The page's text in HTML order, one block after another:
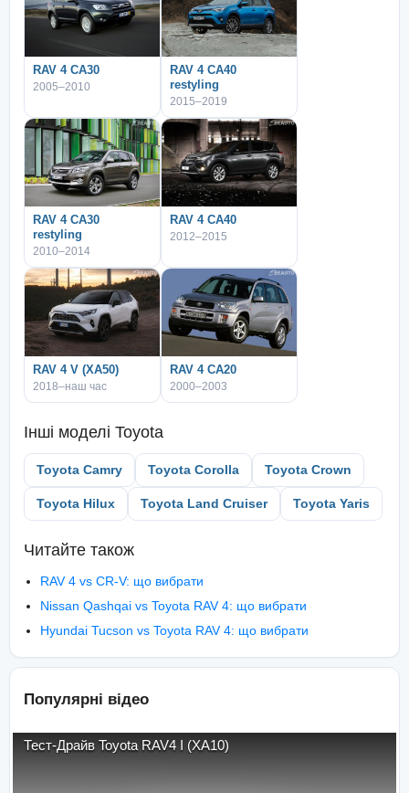
RAV 4 CA30
2005–2010
RAV 4 CA40
restyling
2015–2019
RAV 4 CA30
restyling
2010–2014
RAV 4 CA40
2012–2015
RAV 4 V (XA50)
2018–наш час
RAV 4 CA20
2000–2003
Інші моделі Toyota
Toyota Camry Toyota Corolla Toyota Crown
Toyota Hilux Toyota Land Cruiser Toyota Yaris
Читайте також
RAV 4 vs CR-V: що вибрати
Nissan Qashqai vs Toyota RAV 4: що вибрати
Hyundai Tucson vs Toyota RAV 4: що вибрати
Популярні відео
Тест-Драйв Toyota RAV4 I (XA10)